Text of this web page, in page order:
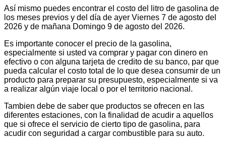
Así mismo puedes encontrar el costo del litro de gasolina de
los meses previos y del día de ayer Viernes 7 de agosto del
2026 y de mañana Domingo 9 de agosto del 2026.
Es importante conocer el precio de la gasolina,
especialmente si usted va comprar y pagar con dinero en
efectivo o con alguna tarjeta de credito de su banco, par que
pueda calcular el costo total de lo que desea consumir de un
producto para preparar su presupuesto, especialmente si va
a realizar algún viaje local o por el territorio nacional.
Tambien debe de saber que productos se ofrecen en las
diferentes estaciones, con la finalidad de acudir a aquellos
que si ofrece el servicio de cierto tipo de gasolina, para
acudir con seguridad a cargar combustible para su auto.